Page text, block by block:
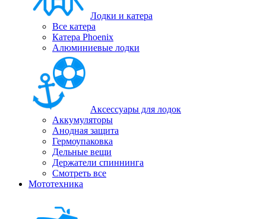
Лодки и катера
Все катера
Катера Phoenix
Алюминиевые лодки
Аксессуары для лодок
Аккумуляторы
Анодная защита
Гермоупаковка
Дельные вещи
Держатели спиннинга
Смотреть все
Мототехника